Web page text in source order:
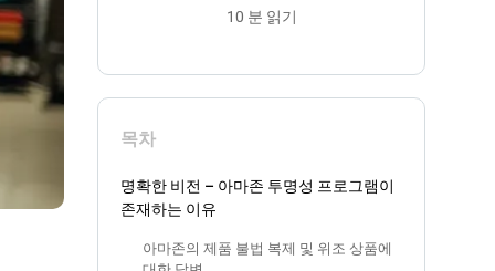
10 분 읽기
목차
명확한 비전 – 아마존 투명성 프로그램이
존재하는 이유
아마존의 제품 불법 복제 및 위조 상품에